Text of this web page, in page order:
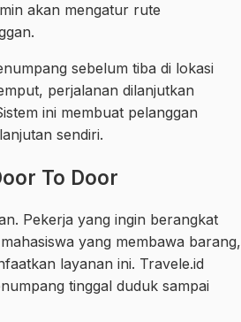
akan mengatur rute
sebelum tiba di lokasi
perjalanan dilanjutkan
ini membuat pelanggan
sendiri.
To Door
Pekerja yang ingin berangkat
yang membawa barang,
layanan ini. Travele.id
tinggal duduk sampai